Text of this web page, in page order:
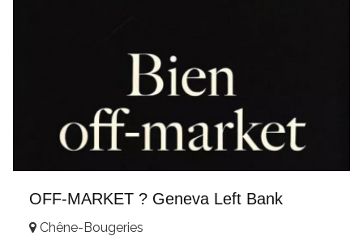
OFF-MARKET ? Geneva Left Bank
Chêne-Bougeries